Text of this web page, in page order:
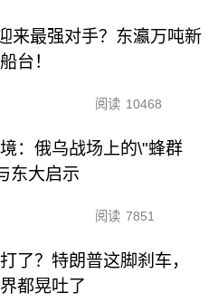
来最强对手？东瀛万吨新
台！
阅读 10468
：俄乌战场上的\"蜂群
东大启示
阅读 7851
了？特朗普这脚刹车，
都晃吐了